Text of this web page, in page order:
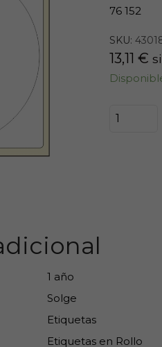
76 152
SKU:
13,11 €
1 año
Solge
Etiquetas
Etiquetas en Rollo